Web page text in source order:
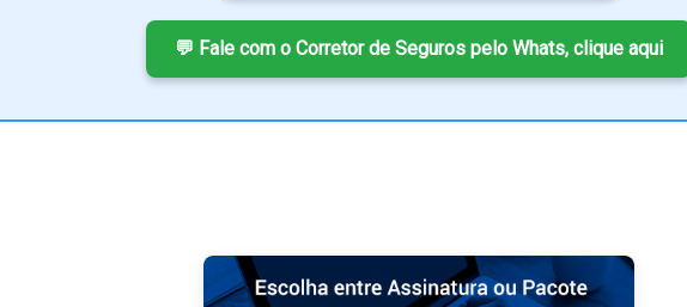
💬 Fale com o Corretor de Seguros pelo Whats, clique aqui